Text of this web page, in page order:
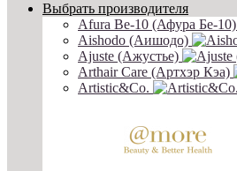
Выбрать производителя
Afura Be-10 (Афура Бе-10)
Aishodo (Аишодо)
Ajuste (Ажустье)
Arthair Care (Артхэр Кэа)
Artistic&Co.